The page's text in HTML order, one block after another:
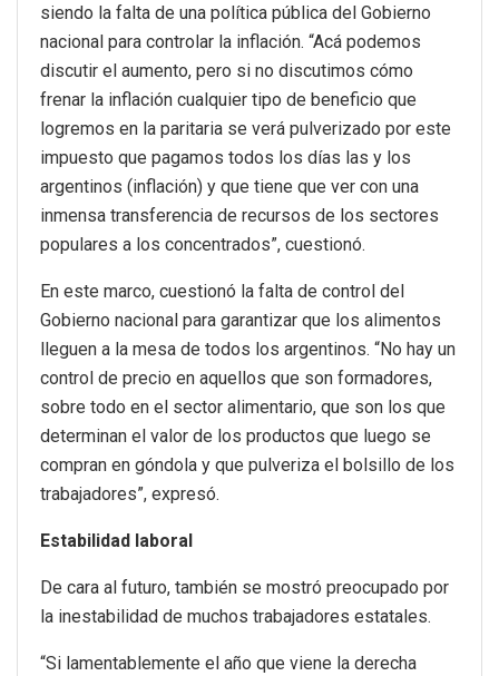
siendo la falta de una política pública del Gobierno
nacional para controlar la inflación. “Acá podemos
discutir el aumento, pero si no discutimos cómo
frenar la inflación cualquier tipo de beneficio que
logremos en la paritaria se verá pulverizado por este
impuesto que pagamos todos los días las y los
argentinos (inflación) y que tiene que ver con una
inmensa transferencia de recursos de los sectores
populares a los concentrados”, cuestionó.
En este marco, cuestionó la falta de control del
Gobierno nacional para garantizar que los alimentos
lleguen a la mesa de todos los argentinos. “No hay un
control de precio en aquellos que son formadores,
sobre todo en el sector alimentario, que son los que
determinan el valor de los productos que luego se
compran en góndola y que pulveriza el bolsillo de los
trabajadores”, expresó.
Estabilidad laboral
De cara al futuro, también se mostró preocupado por
la inestabilidad de muchos trabajadores estatales.
“Si lamentablemente el año que viene la derecha